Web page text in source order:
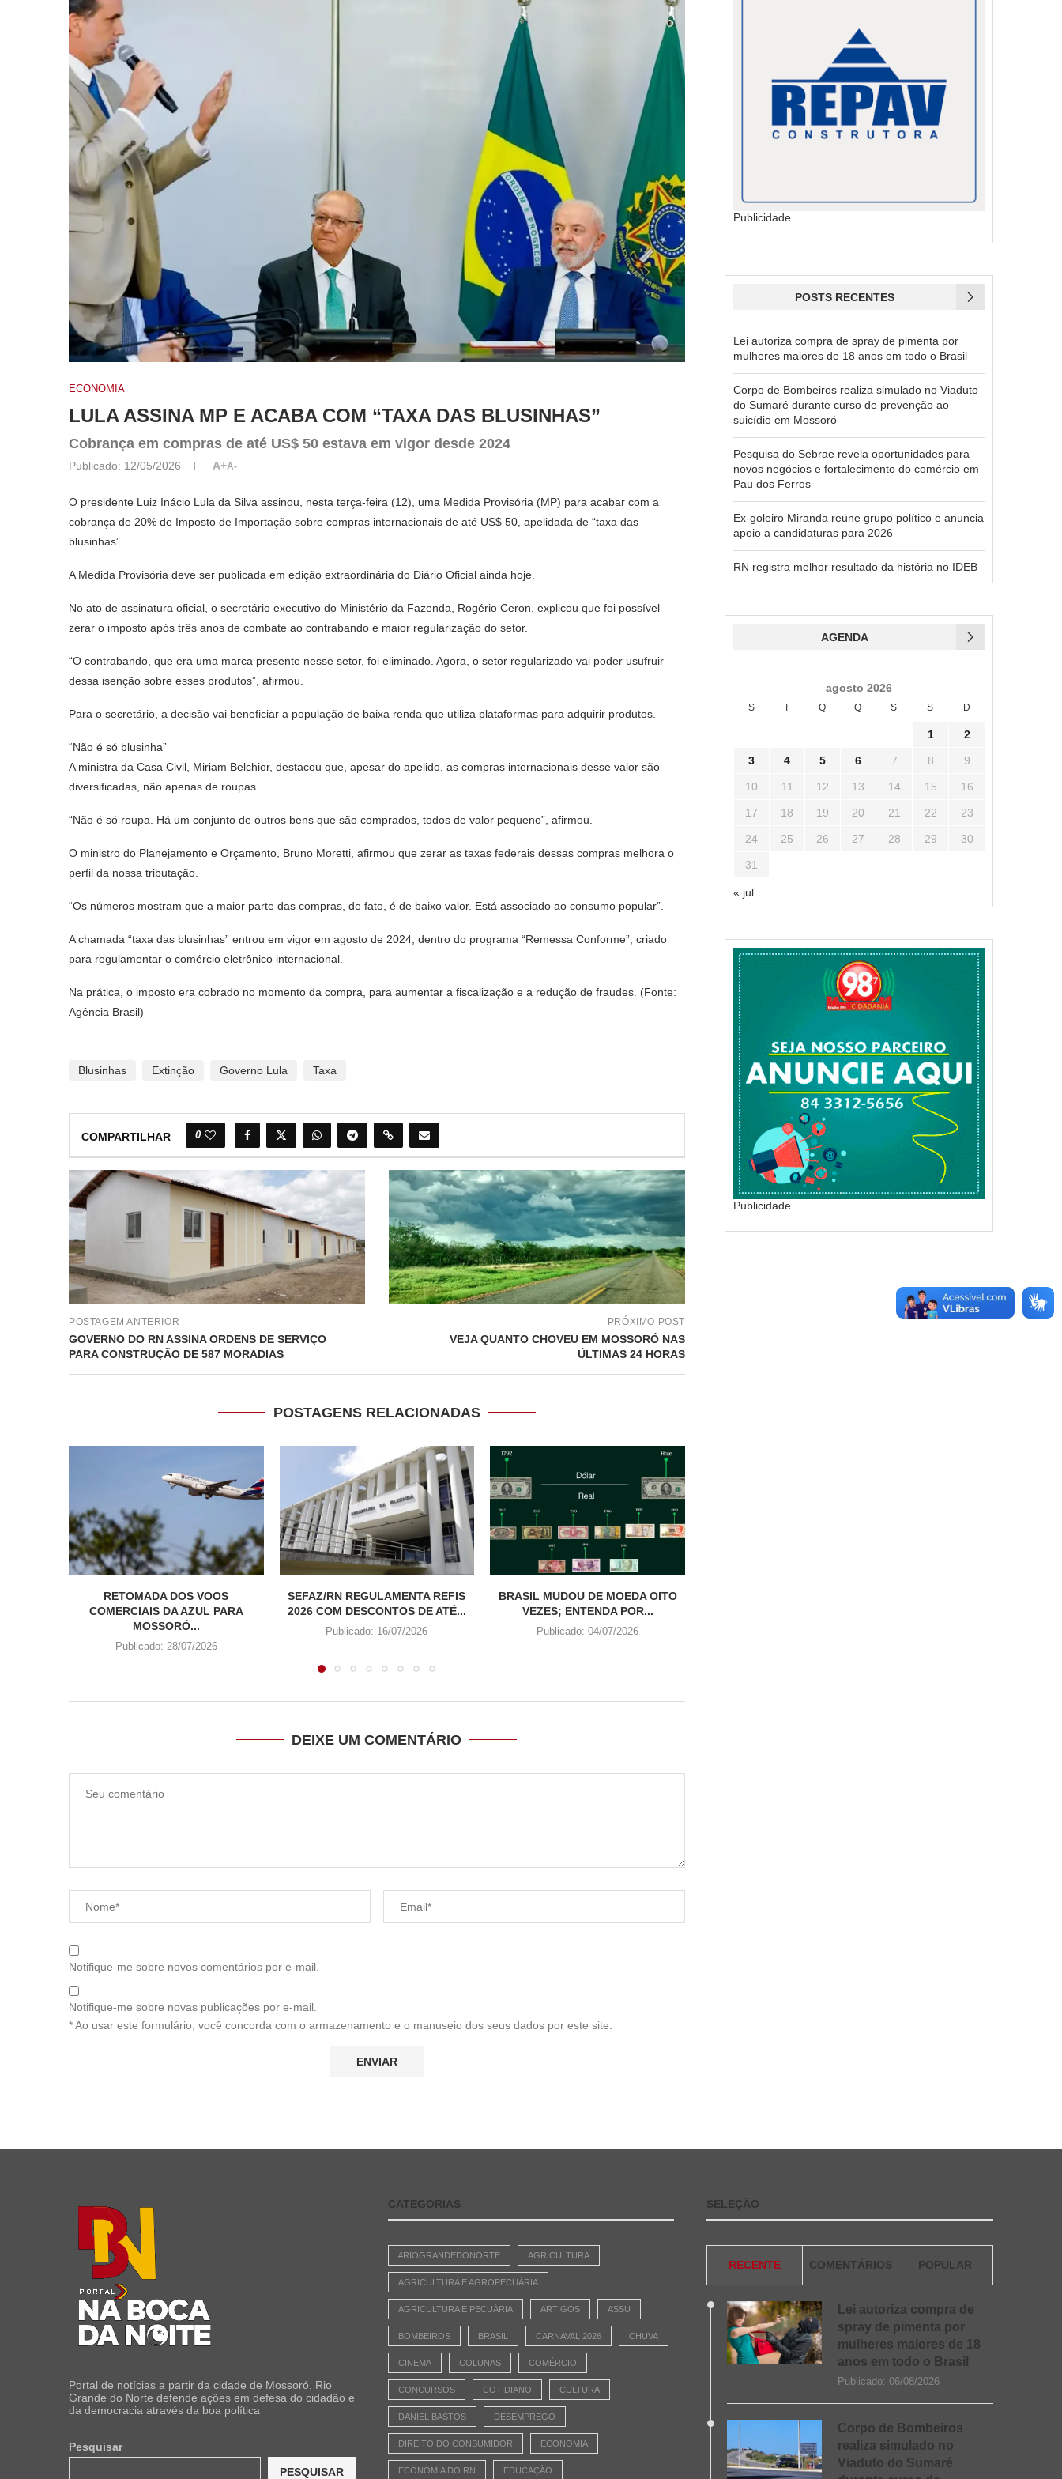
ECONOMIA
LULA ASSINA MP E ACABA COM “TAXA DAS BLUSINHAS”
Cobrança em compras de até US$ 50 estava em vigor desde 2024
Publicado: 12/05/2026 A+A-
O presidente Luiz Inácio Lula da Silva assinou, nesta terça-feira (12), uma Medida Provisória (MP) para acabar com a
cobrança de 20% de Imposto de Importação sobre compras internacionais de até US$ 50, apelidada de “taxa das
blusinhas”.
A Medida Provisória deve ser publicada em edição extraordinária do Diário Oficial ainda hoje.
No ato de assinatura oficial, o secretário executivo do Ministério da Fazenda, Rogério Ceron, explicou que foi possível
zerar o imposto após três anos de combate ao contrabando e maior regularização do setor.
“O contrabando, que era uma marca presente nesse setor, foi eliminado. Agora, o setor regularizado vai poder usufruir
dessa isenção sobre esses produtos”, afirmou.
Para o secretário, a decisão vai beneficiar a população de baixa renda que utiliza plataformas para adquirir produtos.
“Não é só blusinha”
A ministra da Casa Civil, Miriam Belchior, destacou que, apesar do apelido, as compras internacionais desse valor são
diversificadas, não apenas de roupas.
“Não é só roupa. Há um conjunto de outros bens que são comprados, todos de valor pequeno”, afirmou.
O ministro do Planejamento e Orçamento, Bruno Moretti, afirmou que zerar as taxas federais dessas compras melhora o
perfil da nossa tributação.
“Os números mostram que a maior parte das compras, de fato, é de baixo valor. Está associado ao consumo popular”.
A chamada “taxa das blusinhas” entrou em vigor em agosto de 2024, dentro do programa “Remessa Conforme”, criado
para regulamentar o comércio eletrônico internacional.
Na prática, o imposto era cobrado no momento da compra, para aumentar a fiscalização e a redução de fraudes. (Fonte:
Agência Brasil)
Blusinhas Extinção Governo Lula Taxa
COMPARTILHAR 0
POSTAGEM ANTERIOR
GOVERNO DO RN ASSINA ORDENS DE SERVIÇO
PARA CONSTRUÇÃO DE 587 MORADIAS
PRÓXIMO POST
VEJA QUANTO CHOVEU EM MOSSORÓ NAS
ÚLTIMAS 24 HORAS
POSTAGENS RELACIONADAS
RETOMADA DOS VOOS
COMERCIAIS DA AZUL PARA
MOSSORÓ...
Publicado: 28/07/2026
SEFAZ/RN REGULAMENTA REFIS
2026 COM DESCONTOS DE ATÉ...
Publicado: 16/07/2026
BRASIL MUDOU DE MOEDA OITO
VEZES; ENTENDA POR...
Publicado: 04/07/2026
DEIXE UM COMENTÁRIO
Notifique-me sobre novos comentários por e-mail.
Notifique-me sobre novas publicações por e-mail.
* Ao usar este formulário, você concorda com o armazenamento e o manuseio dos seus dados por este site.
Publicidade
POSTS RECENTES
Lei autoriza compra de spray de pimenta por
mulheres maiores de 18 anos em todo o Brasil
Corpo de Bombeiros realiza simulado no Viaduto
do Sumaré durante curso de prevenção ao
suicídio em Mossoró
Pesquisa do Sebrae revela oportunidades para
novos negócios e fortalecimento do comércio em
Pau dos Ferros
Ex-goleiro Miranda reúne grupo político e anuncia
apoio a candidaturas para 2026
RN registra melhor resultado da história no IDEB
AGENDA
agosto 2026
S T Q Q S S D
1 2
3 4 5 6 7 8 9
10 11 12 13 14 15 16
17 18 19 20 21 22 23
24 25 26 27 28 29 30
31
« jul
Publicidade
Portal de notícias a partir da cidade de Mossoró, Rio
Grande do Norte defende ações em defesa do cidadão e
da democracia através da boa política
Pesquisar
PESQUISAR
CATEGORIAS
#RIOGRANDEDONORTE AGRICULTURA
AGRICULTURA E AGROPECUÁRIA
AGRICULTURA E PECUÁRIA ARTIGOS ASSÚ
BOMBEIROS BRASIL CARNAVAL 2026 CHUVA
CINEMA COLUNAS COMÉRCIO
CONCURSOS COTIDIANO CULTURA
DANIEL BASTOS DESEMPREGO
DIREITO DO CONSUMIDOR ECONOMIA
ECONOMIA DO RN EDUCAÇÃO
SELEÇÃO
RECENTE COMENTÁRIOS POPULAR
Lei autoriza compra de
spray de pimenta por
mulheres maiores de 18
anos em todo o Brasil
Publicado: 06/08/2026
Corpo de Bombeiros
realiza simulado no
Viaduto do Sumaré